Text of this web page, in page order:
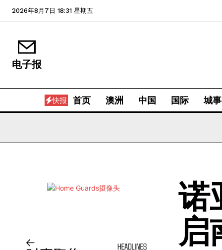
2026年8月7日 18:31 星期五
电子报
快报 首页 澳洲 中国 国际 城事
诺
启